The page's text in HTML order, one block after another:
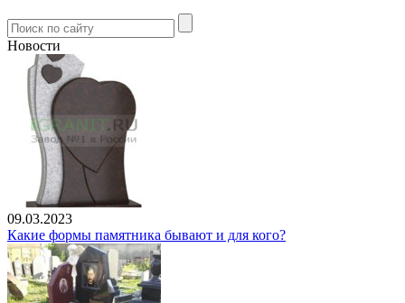
Новости
09.03.2023
Какие формы памятника бывают и для кого?